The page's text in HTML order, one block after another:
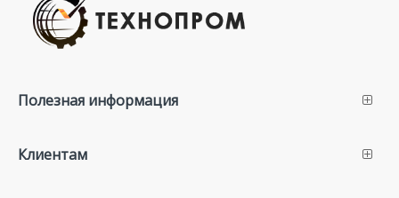
Полезная информация
Клиентам